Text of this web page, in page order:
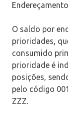
O saldo por
prioridades,
consumido
prioridade é
posições,
pelo código
ZZZ.